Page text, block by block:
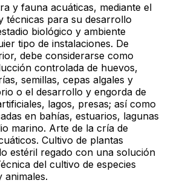
y fauna acuáticas, mediante el
técnicas para su desarrollo
biológico y ambiente
tipo de instalaciones. De
debe considerarse como
controlada de huevos,
semillas, cepas algales y
o el desarrollo y engorda de
lagos, presas; así como
en bahías, estuarios, lagunas
marino. Arte de la cría de
Cultivo de plantas
estéril regado con una solución
del cultivo de especies
animales.